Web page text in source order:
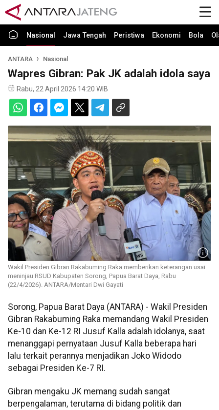
Nasional Jawa Tengah Peristiwa Ekonomi Bola
ANTARA Nasional
Wapres Gibran: Pak JK adalah idola saya
Rabu, 22 April 2026 14:20 WIB
Wakil Presiden Gibran Rakabuming Raka memberikan keterangan usai
meninjau RSUD Kabupaten Sorong, Papua Barat Daya, Rabu
(22/4/2026). ANTARA/Mentari Dwi Gayati
Sorong, Papua Barat Daya (ANTARA) - Wakil Presiden
Gibran Rakabuming Raka memandang Wakil Presiden
Ke-10 dan Ke-12 RI Jusuf Kalla adalah idolanya, saat
menanggapi pernyataan Jusuf Kalla beberapa hari
lalu terkait perannya menjadikan Joko Widodo
sebagai Presiden Ke-7 RI.
‎Gibran mengaku JK memang sudah sangat
berpengalaman, terutama di bidang politik dan